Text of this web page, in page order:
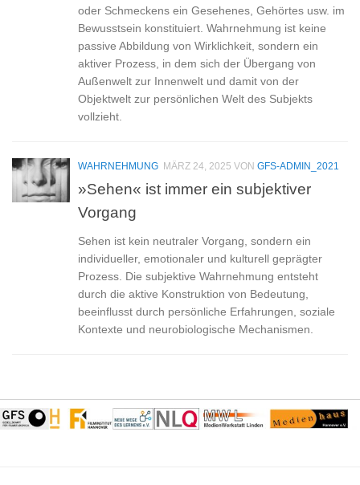
oder Schmeckens ein Gesehenes, Gehörtes usw. im
Bewusstsein konstituiert. Wahrnehmung ist keine
passive Abbildung von Wirklichkeit, sondern ein
aktiver Prozess, in dem sich der Übergang von
Außenwelt zur Innenwelt und damit von der
Objektwelt zur persönlichen Welt des Subjekts
vollzieht.
WAHRNEHMUNG MÄRZ 24, 2025 VON GFS-ADMIN_2021
»Sehen« ist immer ein subjektiver
Vorgang
Sehen ist kein neutraler Vorgang, sondern ein
individueller, emotionaler und kulturell geprägter
Prozess. Die subjektive Wahrnehmung entsteht
durch die aktive Konstruktion von Bedeutung,
beeinflusst durch persönliche Erfahrungen, soziale
Kontexte und neurobiologische Mechanismen.